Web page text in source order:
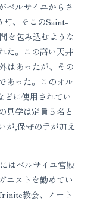
ベルサイユからさ
町、そこのSaint-
を包み込むような
た。この高い天井
はあったが、その
あった。このオル
どに使用されてい
見学は定員５名と
が,保守の手が加え
はベルサイユ宮殿
ニストを勤めてい
教会、ノート